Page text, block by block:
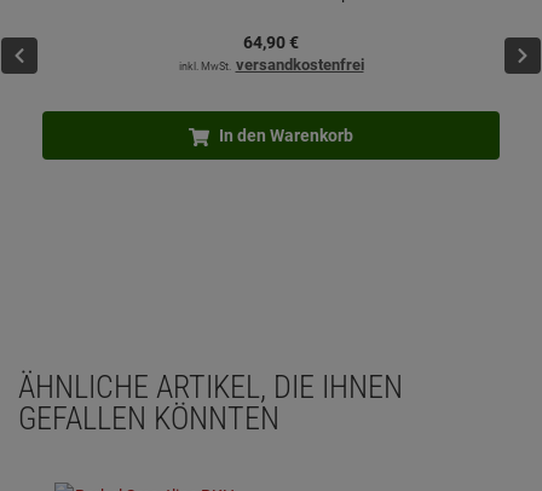
64,90€
inkl. MwSt. versandkostenfrei
In den Warenkorb
ÄHNLICHE ARTIKEL, DIE IHNEN
GEFALLEN KÖNNTEN